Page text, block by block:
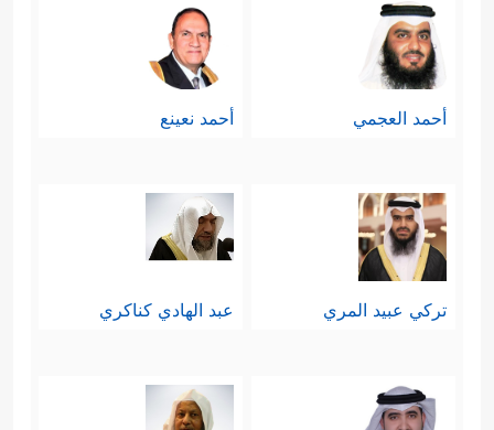
أحمد العجمي أحمد نعينع
تركي عبيد المري عبد الهادي كناكري